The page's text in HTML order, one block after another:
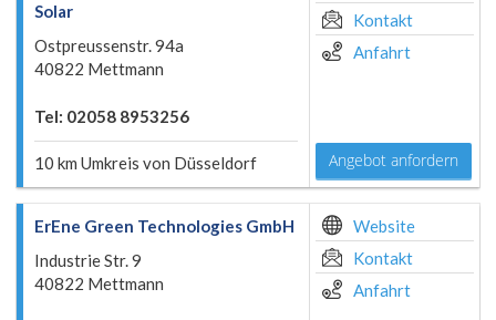
Solar
Ostpreussenstr. 94a
40822 Mettmann
Tel: 02058 8953256
10 km Umkreis von Düsseldorf
Kontakt
Anfahrt
Angebot anfordern
ErEne Green Technologies GmbH
Industrie Str. 9
40822 Mettmann
Website
Kontakt
Anfahrt